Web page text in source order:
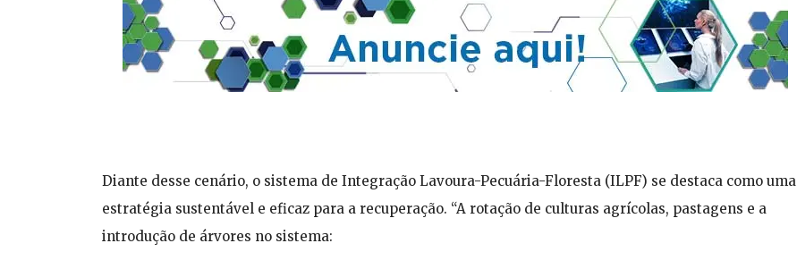
Diante desse cenário, o sistema de Integração Lavoura-Pecuária-Floresta (ILPF) se destaca como uma
estratégia sustentável e eficaz para a recuperação. “A rotação de culturas agrícolas, pastagens e a
introdução de árvores no sistema: